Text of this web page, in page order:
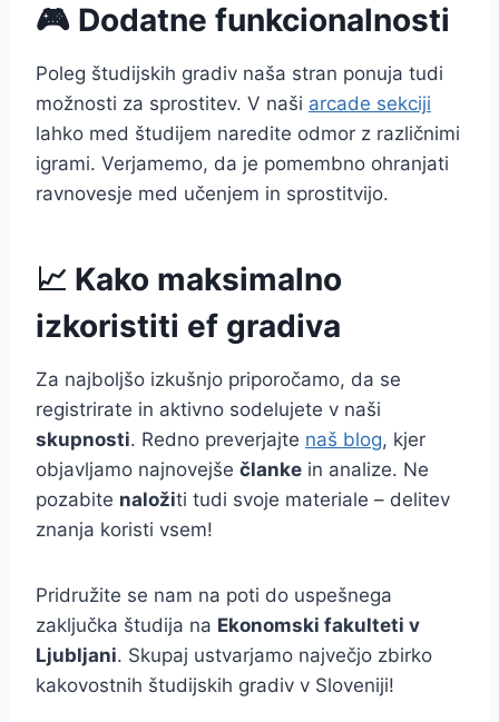
🎮 Dodatne funkcionalnosti
Poleg študijskih gradiv naša stran ponuja tudi
možnosti za sprostitev. V naši arcade sekciji
lahko med študijem naredite odmor z različnimi
igrami. Verjamemo, da je pomembno ohranjati
ravnovesje med učenjem in sprostitvijo.
📈 Kako maksimalno
izkoristiti ef gradiva
Za najboljšo izkušnjo priporočamo, da se
registrirate in aktivno sodelujete v naši
skupnosti. Redno preverjajte naš blog, kjer
objavljamo najnovejše članke in analize. Ne
pozabite naložiti tudi svoje materiale – delitev
znanja koristi vsem!
Pridružite se nam na poti do uspešnega
zaključka študija na Ekonomski fakulteti v
Ljubljani. Skupaj ustvarjamo največjo zbirko
kakovostnih študijskih gradiv v Sloveniji!